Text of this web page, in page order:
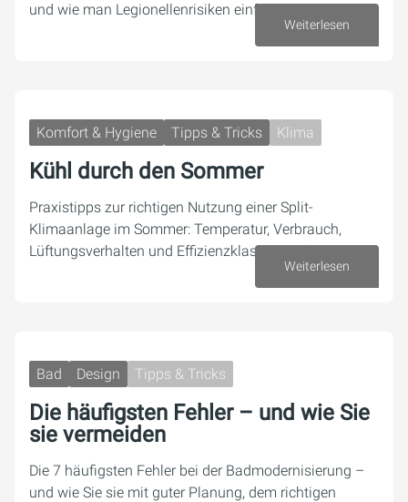
und wie man Legionellenrisiken einfach reduziert.
Weiterlesen
Komfort & Hygiene Tipps & Tricks Klima
Kühl durch den Sommer
Praxistipps zur richtigen Nutzung einer Split-
Klimaanlage im Sommer: Temperatur, Verbrauch,
Lüftungsverhalten und Effizienzklassen einfach erklärt.
Weiterlesen
Bad Design Tipps & Tricks
Die häufigsten Fehler – und wie Sie
sie vermeiden
Die 7 häufigsten Fehler bei der Badmodernisierung –
und wie Sie sie mit guter Planung, dem richtigen